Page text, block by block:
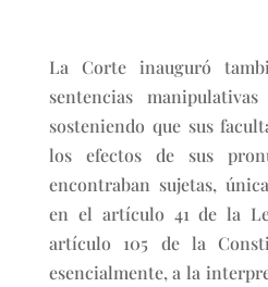
La Corte inauguró
sentencias
sosteniendo que sus
los efectos de sus
encontraban sujetas,
en el artículo 41 de la
artículo 105 de la
esencialmente, a la